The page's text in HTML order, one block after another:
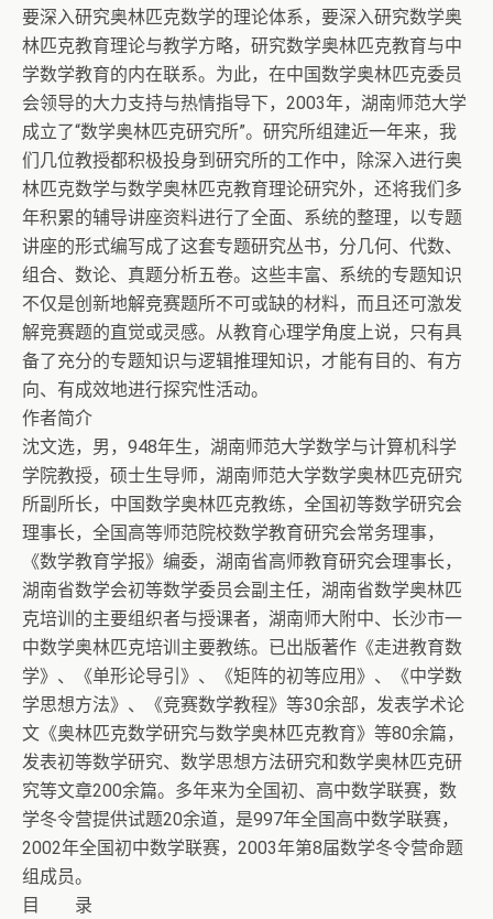
要深入研究奥林匹克数学的理论体系，要深入研究数学奥
林匹克教育理论与教学方略，研究数学奥林匹克教育与中
学数学教育的内在联系。为此，在中国数学奥林匹克委员
会领导的大力支持与热情指导下，2003年，湖南师范大学
成立了“数学奥林匹克研究所”。研究所组建近一年来，我
们几位教授都积极投身到研究所的工作中，除深入进行奥
林匹克数学与数学奥林匹克教育理论研究外，还将我们多
年积累的辅导讲座资料进行了全面、系统的整理，以专题
讲座的形式编写成了这套专题研究丛书，分几何、代数、
组合、数论、真题分析五卷。这些丰富、系统的专题知识
不仅是创新地解竞赛题所不可或缺的材料，而且还可激发
解竞赛题的直觉或灵感。从教育心理学角度上说，只有具
备了充分的专题知识与逻辑推理知识，才能有目的、有方
向、有成效地进行探究性活动。
作者简介
沈文选，男，948年生，湖南师范大学数学与计算机科学
学院教授，硕士生导师，湖南师范大学数学奥林匹克研究
所副所长，中国数学奥林匹克教练，全国初等数学研究会
理事长，全国高等师范院校数学教育研究会常务理事，
《数学教育学报》编委，湖南省高师教育研究会理事长，
湖南省数学会初等数学委员会副主任，湖南省数学奥林匹
克培训的主要组织者与授课者，湖南师大附中、长沙市一
中数学奥林匹克培训主要教练。已出版著作《走进教育数
学》、《单形论导引》、《矩阵的初等应用》、《中学数
学思想方法》、《竞赛数学教程》等30余部，发表学术论
文《奥林匹克数学研究与数学奥林匹克教育》等80余篇，
发表初等数学研究、数学思想方法研究和数学奥林匹克研
究等文章200余篇。多年来为全国初、高中数学联赛，数
学冬令营提供试题20余道，是997年全国高中数学联赛，
2002年全国初中数学联赛，2003年第8届数学冬令营命题
组成员。
目 录